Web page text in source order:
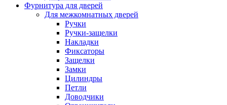
Фурнитура для дверей
Для межкомнатных дверей
Ручки
Ручки-защелки
Накладки
Фиксаторы
Защелки
Замки
Цилиндры
Петли
Доводчики